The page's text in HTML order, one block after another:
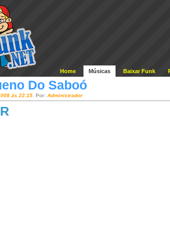
Home Músicas Baixar Funk
Do Saboó
ás 22:15 . Por: Administrador